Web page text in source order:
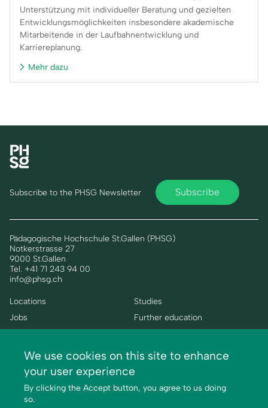
Unterstützung mit individueller Beratung und gezielten
Entwicklungsmöglichkeiten insbesondere akademische
Mitarbeitende in der Laufbahnentwicklung und
Karriereplanung.
Mehr dazu
Subscribe to the PHSG Newsletter Subscribe
Pädagogische Hochschule St.Gallen (PHSG)
Notkerstrasse 27
9000 St.Gallen
Tel. +41 71 243 94 00
info@phsg.ch
Footer
Links
Locations
Jobs
Mediatheken
Footer
rechts
Studies
Further education
Services
We use cookies on this site to enhance
your user experience
By clicking the Accept button, you agree to us doing
so.